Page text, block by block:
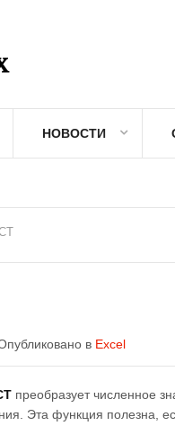
НОВОСТИ
в Excel
преобразует численное
Эта функция полезна,